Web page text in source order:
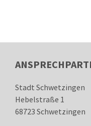
Stadt Schwetzingen
Hebelstraße 1
68723 Schwetzingen